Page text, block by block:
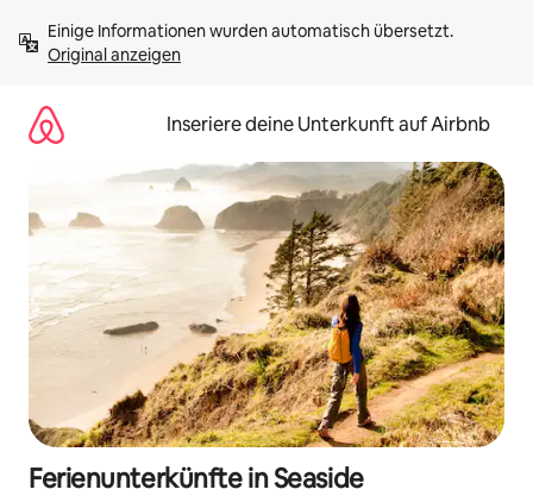
Inhalten
springenOriginal anzeigen
Inseriere deine Unterkunft auf Airbnb
Ferienunterkünfte in Seaside